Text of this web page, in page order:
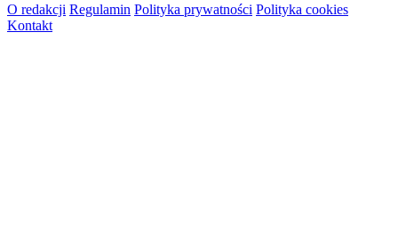
O redakcji Regulamin Polityka prywatności Polityka cookies
Kontakt